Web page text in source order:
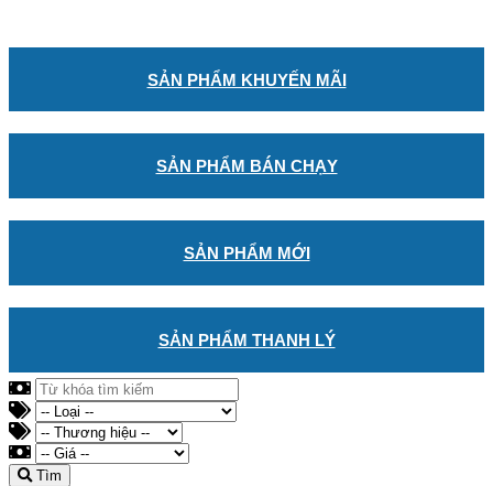
SẢN PHẨM KHUYẾN MÃI
SẢN PHẨM BÁN CHẠY
SẢN PHẨM MỚI
SẢN PHẨM THANH LÝ
Tìm